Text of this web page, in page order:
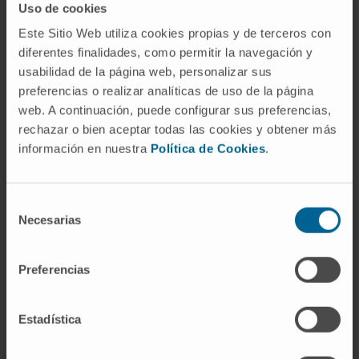
Uso de cookies
Este Sitio Web utiliza cookies propias y de terceros con
diferentes finalidades, como permitir la navegación y
usabilidad de la página web, personalizar sus
preferencias o realizar analíticas de uso de la página
web. A continuación, puede configurar sus preferencias,
rechazar o bien aceptar todas las cookies y obtener más
información en nuestra Política de Cookies.
Necesarias
Preferencias
Estadística
¿Puede la visión doble al final del
día ser un signo de astenopia
muscular?
Depende. Una diplopia transitoria que aparece
solo al atardecer, tras muchas horas de
descompensada. Una diplopia de aparición
signos neurológicos requiere una valoración
diferente, porque puede indicar una patología